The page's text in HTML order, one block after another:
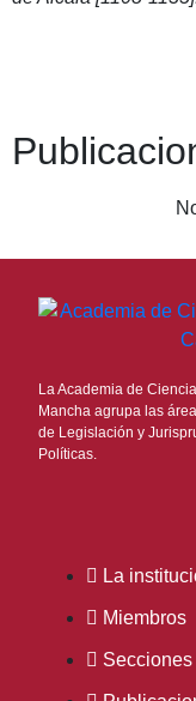
La Academia de
Mancha agrupa las
de Legislación y
Políticas.
La
Miembros
Secciones